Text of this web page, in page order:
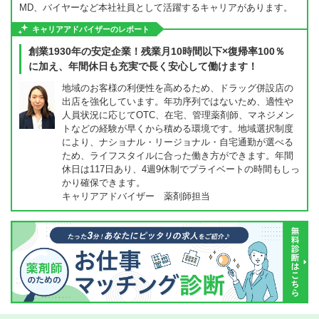
MD、バイヤーなど本社社員として活躍するキャリアがあります。
キャリアアドバイザーのレポート
創業1930年の安定企業！残業月10時間以下×復帰率100％
に加え、年間休日も充実で長く安心して働けます！
地域のお客様の利便性を高めるため、ドラッグ併設店の
出店を強化しています。年功序列ではないため、適性や
人員状況に応じてOTC、在宅、管理薬剤師、マネジメン
トなどの経験が早くから積める環境です。地域選択制度
により、ナショナル・リージョナル・自宅通勤が選べる
ため、ライフスタイルに合った働き方ができます。年間
休日は117日あり、4週9休制でプライベートの時間もしっ
かり確保できます。
キャリアアドバイザー 薬剤師担当